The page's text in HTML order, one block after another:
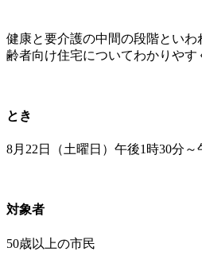
健康と要介護の中間の段階とい
齢者向け住宅についてわかりやす
とき
8月22日（土曜日）午後1時30分～
対象者
50歳以上の市民